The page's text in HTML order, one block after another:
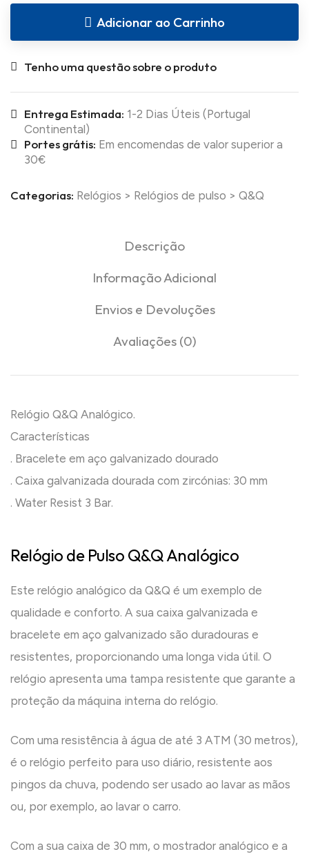
Adicionar ao Carrinho
Tenho uma questão sobre o produto
Entrega Estimada: 1-2 Dias Úteis (Portugal
Continental)
Portes grátis: Em encomendas de valor superior a
30€
Categorias: Relógios > Relógios de pulso > Q&Q
Descrição
Informação Adicional
Envios e Devoluções
Avaliações (0)
Relógio Q&Q Analógico.
Características
. Bracelete em aço galvanizado dourado
. Caixa galvanizada dourada com zircónias: 30 mm
. Water Resist 3 Bar.
Relógio de Pulso Q&Q Analógico
Este relógio analógico da Q&Q é um exemplo de
qualidade e conforto. A sua caixa galvanizada e
bracelete em aço galvanizado são duradouras e
resistentes, proporcionando uma longa vida útil. O
relógio apresenta uma tampa resistente que garante a
proteção da máquina interna do relógio.
Com uma resistência à água de até 3 ATM (30 metros),
é o relógio perfeito para uso diário, resistente aos
pingos da chuva, podendo ser usado ao lavar as mãos
ou, por exemplo, ao lavar o carro.
Com a sua caixa de 30 mm, o mostrador analógico e a